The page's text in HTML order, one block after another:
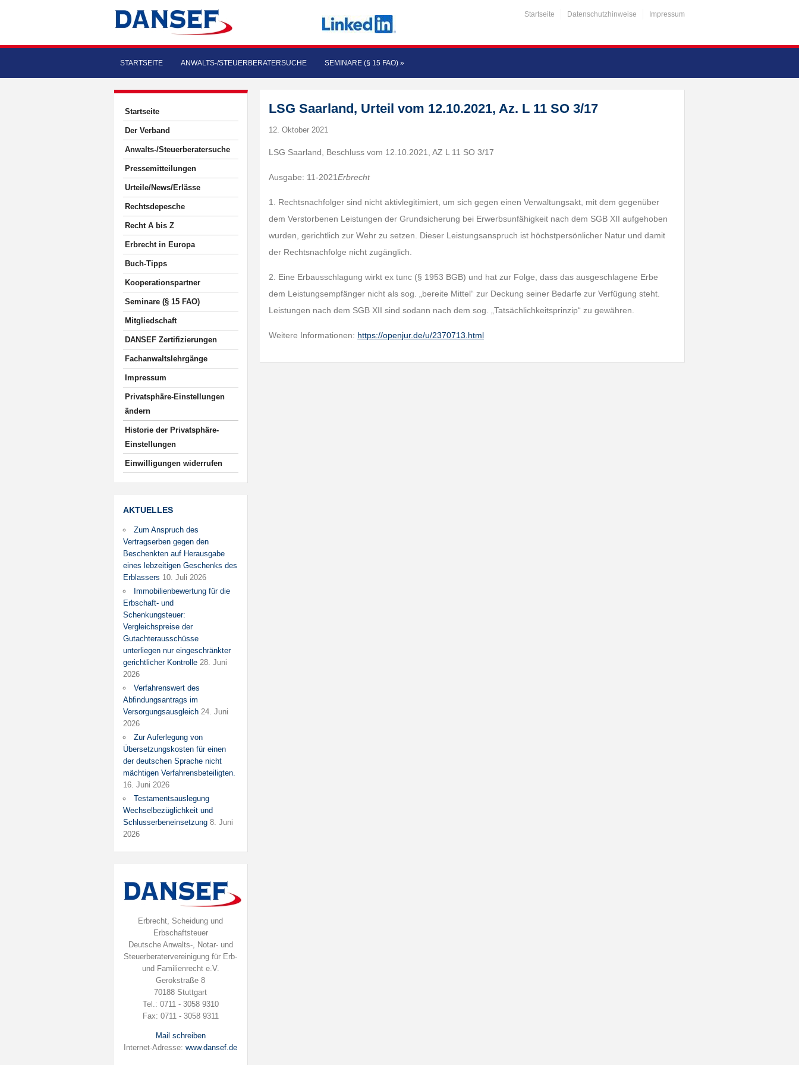
Startseite Datenschutzhinweise Impressum
STARTSEITE ANWALTS-/STEUERBERATERSUCHE SEMINARE (§ 15 FAO) »
Startseite
Der Verband
Anwalts-/Steuerberatersuche
Pressemitteilungen
Urteile/News/Erlässe
Rechtsdepesche
Recht A bis Z
Erbrecht in Europa
Buch-Tipps
Kooperationspartner
Seminare (§ 15 FAO)
Mitgliedschaft
DANSEF Zertifizierungen
Fachanwaltslehrgänge
Impressum
Privatsphäre-Einstellungen
ändern
Historie der Privatsphäre-
Einstellungen
Einwilligungen widerrufen
AKTUELLES
Zum Anspruch des
Vertragserben gegen den
Beschenkten auf Herausgabe
eines lebzeitigen Geschenks des
Erblassers 10. Juli 2026
Immobilienbewertung für die
Erbschaft- und
Schenkungsteuer:
Vergleichspreise der
Gutachterausschüsse
unterliegen nur eingeschränkter
gerichtlicher Kontrolle 28. Juni
2026
Verfahrenswert des
Abfindungsantrags im
Versorgungsausgleich 24. Juni
2026
Zur Auferlegung von
Übersetzungskosten für einen
der deutschen Sprache nicht
mächtigen Verfahrensbeteiligten.
16. Juni 2026
Testamentsauslegung
Wechselbezüglichkeit und
Schlusserbeneinsetzung 8. Juni
2026
Erbrecht, Scheidung und
Erbschaftsteuer
Deutsche Anwalts-, Notar- und
Steuerberatervereinigung für Erb-
und Familienrecht e.V.
Gerokstraße 8
70188 Stuttgart
Tel.: 0711 - 3058 9310
Fax: 0711 - 3058 9311
Mail schreiben
Internet-Adresse:www.dansef.de
LSG Saarland, Urteil vom 12.10.2021, Az. L 11 SO 3/17
12. Oktober 2021
LSG Saarland, Beschluss vom 12.10.2021, AZ L 11 SO 3/17
Ausgabe: 11-2021Erbrecht
1. Rechtsnachfolger sind nicht aktivlegitimiert, um sich gegen einen Verwaltungsakt, mit dem gegenüber
dem Verstorbenen Leistungen der Grundsicherung bei Erwerbsunfähigkeit nach dem SGB XII aufgehoben
wurden, gerichtlich zur Wehr zu setzen. Dieser Leistungsanspruch ist höchstpersönlicher Natur und damit
der Rechtsnachfolge nicht zugänglich.
2. Eine Erbausschlagung wirkt ex tunc (§ 1953 BGB) und hat zur Folge, dass das ausgeschlagene Erbe
dem Leistungsempfänger nicht als sog. „bereite Mittel“ zur Deckung seiner Bedarfe zur Verfügung steht.
Leistungen nach dem SGB XII sind sodann nach dem sog. „Tatsächlichkeitsprinzip“ zu gewähren.
Weitere Informationen: https://openjur.de/u/2370713.html